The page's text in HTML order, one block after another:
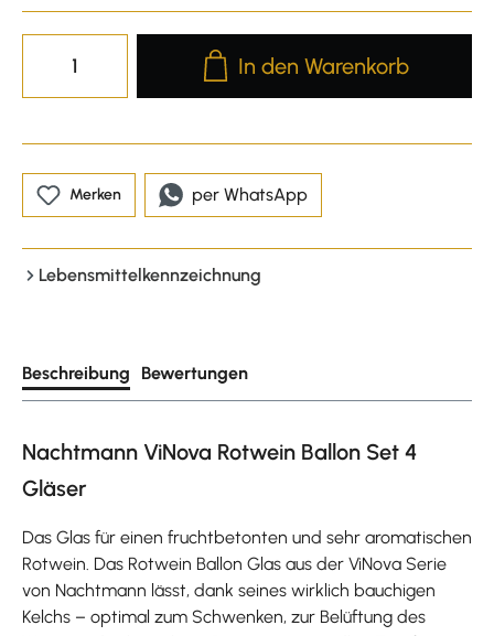
Produkt Anzahl: Gib den
In den Warenkorb
Merken per WhatsApp
Lebensmittelkennzeichnung
Beschreibung Bewertungen
Nachtmann ViNova Rotwein Ballon Set 4
Gläser
Das Glas für einen fruchtbetonten und sehr aromatischen
Rotwein. Das Rotwein Ballon Glas aus der ViNova Serie
von Nachtmann lässt, dank seines wirklich bauchigen
Kelchs – optimal zum Schwenken, zur Belüftung des